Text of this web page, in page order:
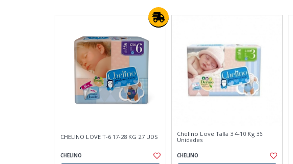
CHELINO LOVE T-6 17-28 KG 27 UDS
CHELINO
Chelino Love Talla 3 4-10 Kg 36
Unidades
CHELINO